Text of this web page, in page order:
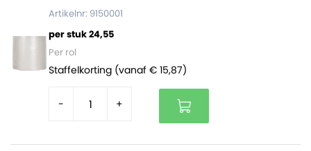
Artikelnr: 9150001
per stuk 24,55
Per rol
Staffelkorting (vanaf € 15,87)
- +